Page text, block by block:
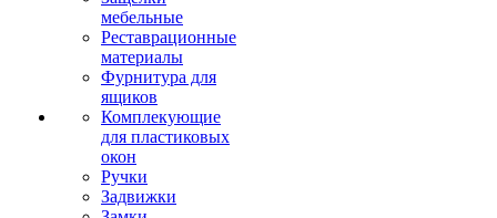
мебельные
Реставрационные
материалы
Фурнитура для
ящиков
Комплекующие
для пластиковых
окон
Ручки
Задвижки